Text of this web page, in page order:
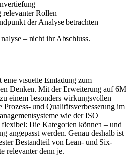
relevanter Rollen
der Analyse betrachten
– nicht ihr Abschluss.
eine visuelle Einladung zum
Denken. Mit der Erweiterung auf 6M
einem besonders wirkungsvollen
Prozess- und Qualitätsverbesserung im
wie der ISO
flexibel: Die Kategorien können – und
angepasst werden. Genau deshalb ist
Bestandteil von Lean- und Six-
relevanter denn je.